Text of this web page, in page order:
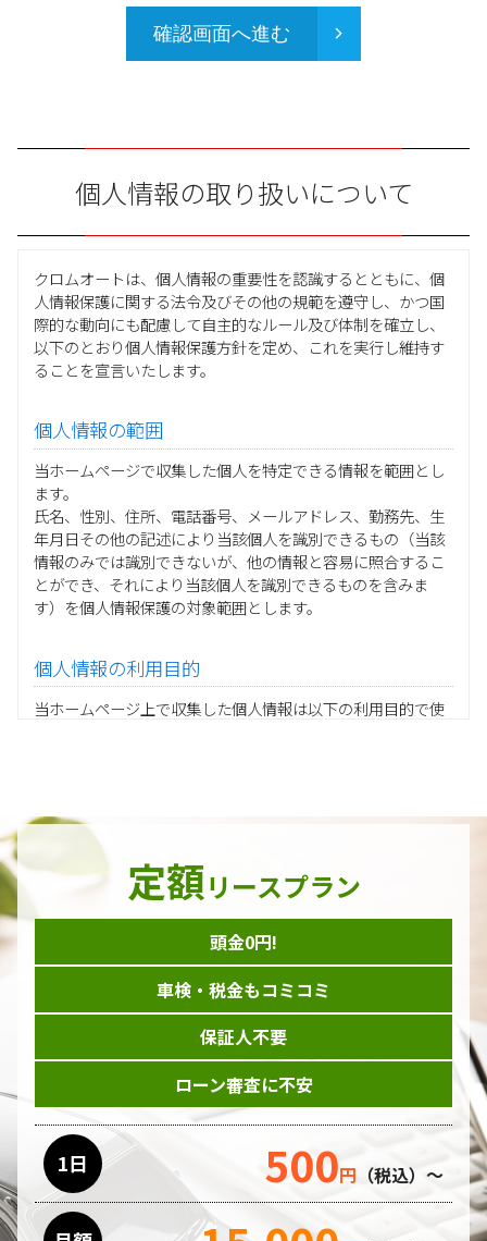
確認画面へ進む
個人情報の取り扱いについて
クロムオートは、個人情報の重要性を認識するとともに、個
人情報保護に関する法令及びその他の規範を遵守し、かつ国
際的な動向にも配慮して自主的なルール及び体制を確立し、
以下のとおり個人情報保護方針を定め、これを実行し維持す
ることを宣言いたします。
個人情報の範囲
当ホームページで収集した個人を特定できる情報を範囲とし
ます。
氏名、性別、住所、電話番号、メールアドレス、勤務先、生
年月日その他の記述により当該個人を識別できるもの（当該
情報のみでは識別できないが、他の情報と容易に照合するこ
とができ、それにより当該個人を識別できるものを含みま
す）を個人情報保護の対象範囲とします。
個人情報の利用目的
当ホームページ上で収集した個人情報は以下の利用目的で使
当グループの業務に従事する協力会社様担当者の識別
当グループ内で共同利用する人事関連システムの運用
ダイレクトメール等を利用したアンケート・キャンペーン
などの意見・情報の調査
当ホームページはサービスに関するお問い合わせやご質問、
資料のご請求や各サービス等のお申し込みなど、当ホームペ
ージのサービス提供過程で、氏名、連絡先、勤務先等の個人
情報を書面、電子媒体、ウェブ等を介して収集致します。
委託先の管理･監督
利用目的の遂行のために業務を委託する場合、個人情報の取
り扱いに関する委託先の適正な管理・監督をおこないます。
定額リースプラン
頭金0円!
車検・税金もコミコミ
保証人不要
ローン審査に不安
1日 500円 （税込）～